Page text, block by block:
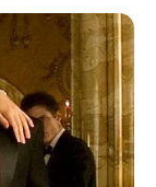
เศษที่มองทะลุ
ชู้ และเป็นคนมี
กับที่ไม่ได้ ชอบ
าะช่างเจรจา
ก่ง เพราะชอบ